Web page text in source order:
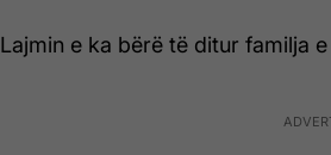
Lajmin e ka bërë të ditur familja